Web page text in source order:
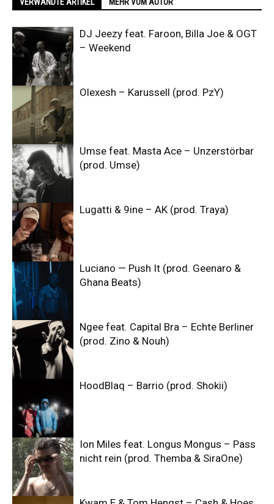
DJ Jeezy feat. Faroon, Billa Joe & OGT
– Weekend
Olexesh – Karussell (prod. PzY)
Umse feat. Masta Ace – Unzerstörbar
(prod. Umse)
Lugatti & 9ine – AK (prod. Traya)
Luciano — Push It (prod. Geenaro &
Ghana Beats)
Ngee feat. Capital Bra – Echte Berliner
(prod. Zino & Nouh)
HoodBlaq – Barrio (prod. Shokii)
Ion Miles feat. Longus Mongus – Pass
nicht rein (prod. Themba & SiraOne)